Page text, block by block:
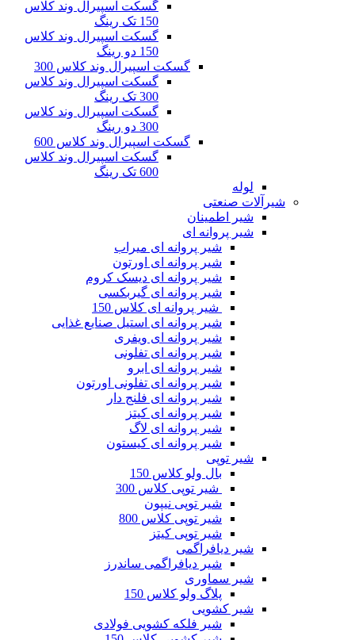
گسکت اسپیرال وند کلاس
150 تک رینگ
گسکت اسپیرال وند کلاس
150 دو رینگ
گسکت اسپیرال وند کلاس 300
گسکت اسپیرال وند کلاس
300 تک رینگ
گسکت اسپیرال وند کلاس
300 دو رینگ
گسکت اسپیرال وند کلاس 600
گسکت اسپیرال وند کلاس
600 تک رینگ
لوله
شیرآلات صنعتی
شیر اطمینان
شیر پروانه ای
شیر پروانه ای میراب
شیر پروانه ای اورتون
شیر پروانه ای دیسک کروم
شیر پروانه ای گیربکسی
شیر پروانه ای کلاس 150
شیر پروانه ای استیل صنایع غذایی
شیر پروانه ای ویفری
شیر پروانه ای تفلونی
شیر پروانه ای ابرو
شیر پروانه ای تفلونی اورتون
شیر پروانه ای فلنج دار
شیر پروانه ای کیتز
شیر پروانه ای لاگ
شیر پروانه ای کیستون
شیر توپی
بال ولو کلاس 150
شیر توپی کلاس 300
شیر توپی نیپون
شیر توپی کلاس 800
شیر توپی کیتز
شیر دیافراگمی
شیر دیافراگمی ساندرز
شیر سماوری
پلاگ ولو کلاس 150
شیر کشویی
شیر فلکه کشویی فولادی